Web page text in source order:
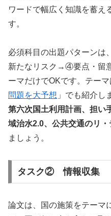
ワードで幅広く知識を蓄え
す。
必須科目の出題パターン
新たなリスク→④要点・留
ーマだけでOKです。テーマ
問題を大予想 」でも紹介し
第六次国土利用計画、担い
域治水2.0、公共交通のリ
ましょう。
タスク② 情報収集
論文は、国の施策をテーマ